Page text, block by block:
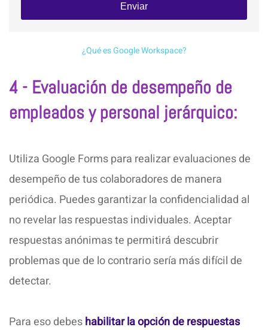
Enviar
¿Qué es Google Workspace?
4 - Evaluación de desempeño de
empleados y personal jerárquico:
Utiliza Google Forms para realizar evaluaciones de
desempeño de tus colaboradores de manera
periódica. Puedes garantizar la confidencialidad al
no revelar las respuestas individuales. Aceptar
respuestas anónimas te permitirá descubrir
problemas que de lo contrario sería más difícil de
detectar.
Para eso debeshabilitar la opción de respuestas